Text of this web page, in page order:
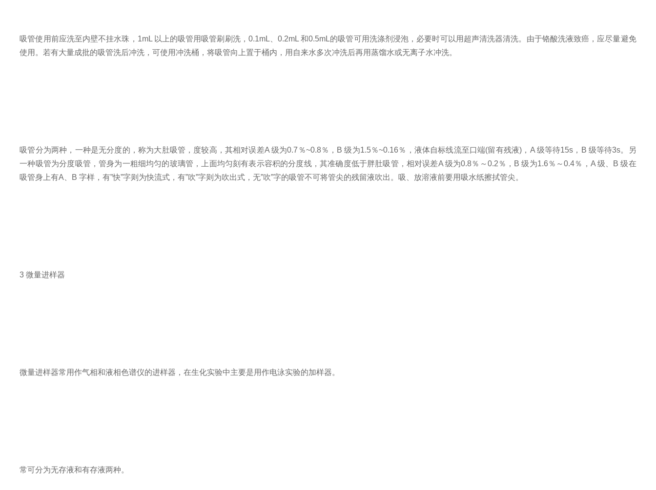
吸管使用前应洗至内壁不挂水珠，1mL 以上的吸管用吸管刷刷洗，0.1mL、0.2mL 和0.5mL的吸管可用洗涤剂浸泡，必要时可以用超声清洗器清洗。由于铬酸洗液致癌，应尽量避免
使用。若有大量成批的吸管洗后冲洗，可使用冲洗桶，将吸管向上置于桶内，用自来水多次冲洗后再用蒸馏水或无离子水冲洗。
吸管分为两种，一种是无分度的，称为大肚吸管，度较高，其相对误差A 级为0.7％~0.8％，B 级为1.5％~0.16％，液体自标线流至口端(留有残液)，A 级等待15s，B 级等待3s。另
一种吸管为分度吸管，管身为一粗细均匀的玻璃管，上面均匀刻有表示容积的分度线，其准确度低于胖肚吸管，相对误差A 级为0.8％～0.2％，B 级为1.6％～0.4％，A 级、B 级在
吸管身上有A、B 字样，有”快”字则为快流式，有”吹”字则为吹出式，无”吹”字的吸管不可将管尖的残留液吹出。吸、放溶液前要用吸水纸擦拭管尖。
3 微量进样器
微量进样器常用作气相和液相色谱仪的进样器，在生化实验中主要是用作电泳实验的加样器。
常可分为无存液和有存液两种。